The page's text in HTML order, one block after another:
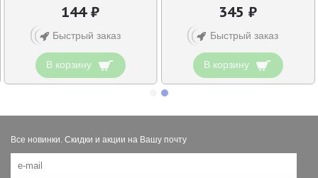
144 ₽
Быстрый заказ
В корзину
345 ₽
Быстрый заказ
В корзину
Все новинки. Скидки и акции на Вашу почту